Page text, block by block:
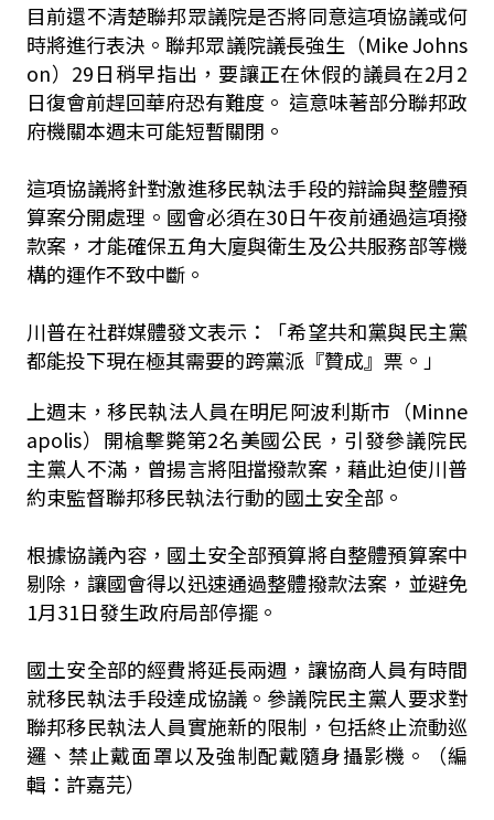
目前還不清楚聯邦眾議院是否將同意這項協議或何
時將進行表決。聯邦眾議院議長強生（Mike Johns
on）29日稍早指出，要讓正在休假的議員在2月2
日復會前趕回華府恐有難度。 這意味著部分聯邦政
府機關本週末可能短暫關閉。
這項協議將針對激進移民執法手段的辯論與整體預
算案分開處理。國會必須在30日午夜前通過這項撥
款案，才能確保五角大廈與衛生及公共服務部等機
構的運作不致中斷。
川普在社群媒體發文表示：「希望共和黨與民主黨
都能投下現在極其需要的跨黨派『贊成』票。」
上週末，移民執法人員在明尼阿波利斯市（Minne
apolis）開槍擊斃第2名美國公民，引發參議院民
主黨人不滿，曾揚言將阻擋撥款案，藉此迫使川普
約束監督聯邦移民執法行動的國土安全部。
根據協議內容，國土安全部預算將自整體預算案中
剔除，讓國會得以迅速通過整體撥款法案，並避免
1月31日發生政府局部停擺。
國土安全部的經費將延長兩週，讓協商人員有時間
就移民執法手段達成協議。參議院民主黨人要求對
聯邦移民執法人員實施新的限制，包括終止流動巡
邏、禁止戴面罩以及強制配戴隨身攝影機。（編
輯：許嘉芫）